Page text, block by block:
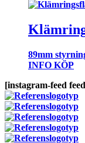
89mm
INFO KÖP
[instagram-feed